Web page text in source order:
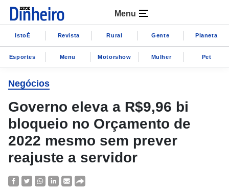
Menu
IstoÉ Revista Rural Gente Planeta
Esportes Menu Motorshow Mulher Pet
Negócios
Governo eleva a R$9,96 bi
bloqueio no Orçamento de
2022 mesmo sem prever
reajuste a servidor